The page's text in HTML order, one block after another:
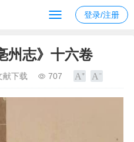
登录/注册
州志》十六卷
献下载 707